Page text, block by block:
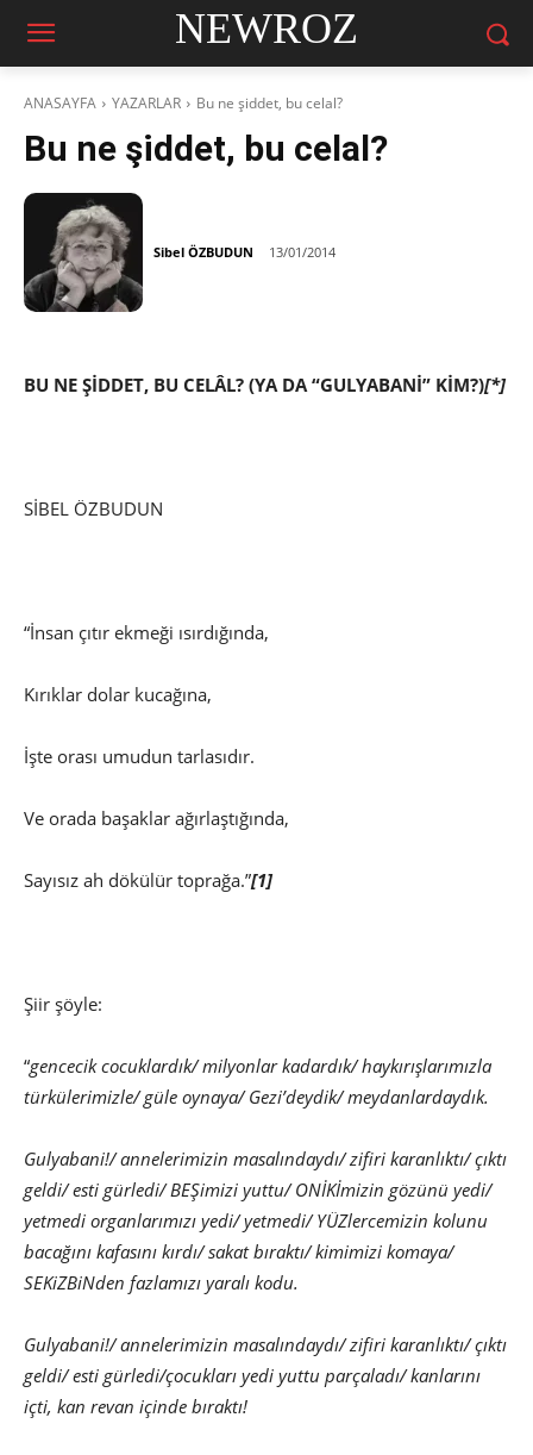
NEWROZ
ANASAYFA YAZARLAR Bu ne şiddet, bu celal?
Bu ne şiddet, bu celal?
Sibel ÖZBUDUN 13/01/2014
BU NE ŞİDDET, BU CELÂL? (YA DA “GULYABANİ” KİM?)[*]
SİBEL ÖZBUDUN
“İnsan çıtır ekmeği ısırdığında,
Kırıklar dolar kucağına,
İşte orası umudun tarlasıdır.
Ve orada başaklar ağırlaştığında,
Sayısız ah dökülür toprağa.”[1]
Şiir şöyle:
“gencecik cocuklardık/ milyonlar kadardık/ haykırışlarımızla
türkülerimizle/ güle oynaya/ Gezi’deydik/ meydanlardaydık.
Gulyabani!/ annelerimizin masalındaydı/ zifiri karanlıktı/ çıktı
geldi/ esti gürledi/ BEŞimizi yuttu/ ONİKİmizin gözünü yedi/
yetmedi organlarımızı yedi/ yetmedi/ YÜZlercemizin kolunu
bacağını kafasını kırdı/ sakat bıraktı/ kimimizi komaya/
SEKiZBiNden fazlamızı yaralı kodu.
Gulyabani!/ annelerimizin masalındaydı/ zifiri karanlıktı/ çıktı
geldi/ esti gürledi/çocukları yedi yuttu parçaladı/ kanlarını
içti, kan revan içinde bıraktı!